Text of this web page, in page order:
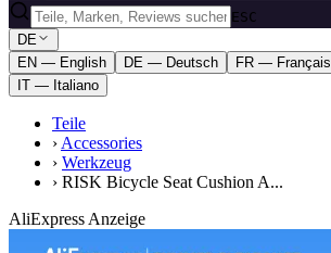
ESC
DE
EN — English
DE — Deutsch FR — Français
IT — Italiano
Teile
› Accessories
› Werkzeug
› RISK Bicycle Seat Cushion A...
AliExpress Anzeige